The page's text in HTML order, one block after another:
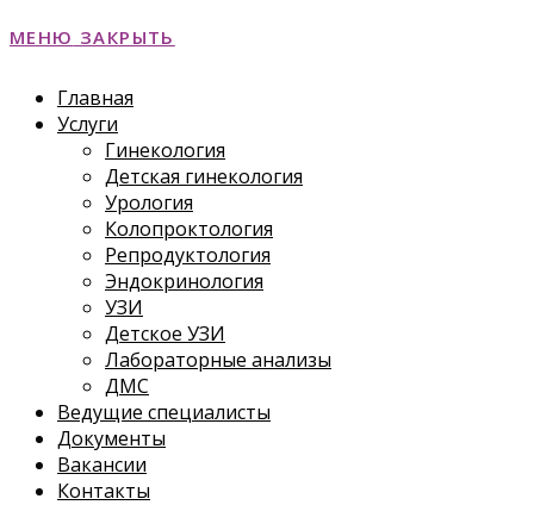
МЕНЮ ЗАКРЫТЬ
Главная
Услуги
Гинекология
Детская гинекология
Урология
Колопроктология
Репродуктология
Эндокринология
УЗИ
Детское УЗИ
Лабораторные анализы
ДМС
Ведущие специалисты
Документы
Вакансии
Контакты